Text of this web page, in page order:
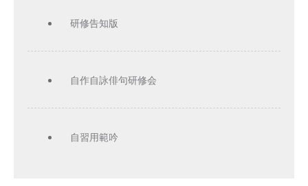
研修告知版
自作自詠俳句研修会
自習用範吟